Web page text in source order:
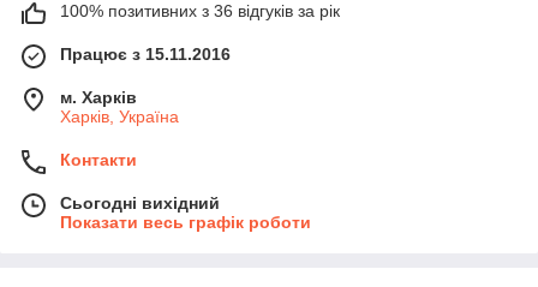
100% позитивних з 36 відгуків за рік
Працює з 15.11.2016
м. Харків
Харків, Україна
Контакти
Сьогодні вихідний
Показати весь графік роботи